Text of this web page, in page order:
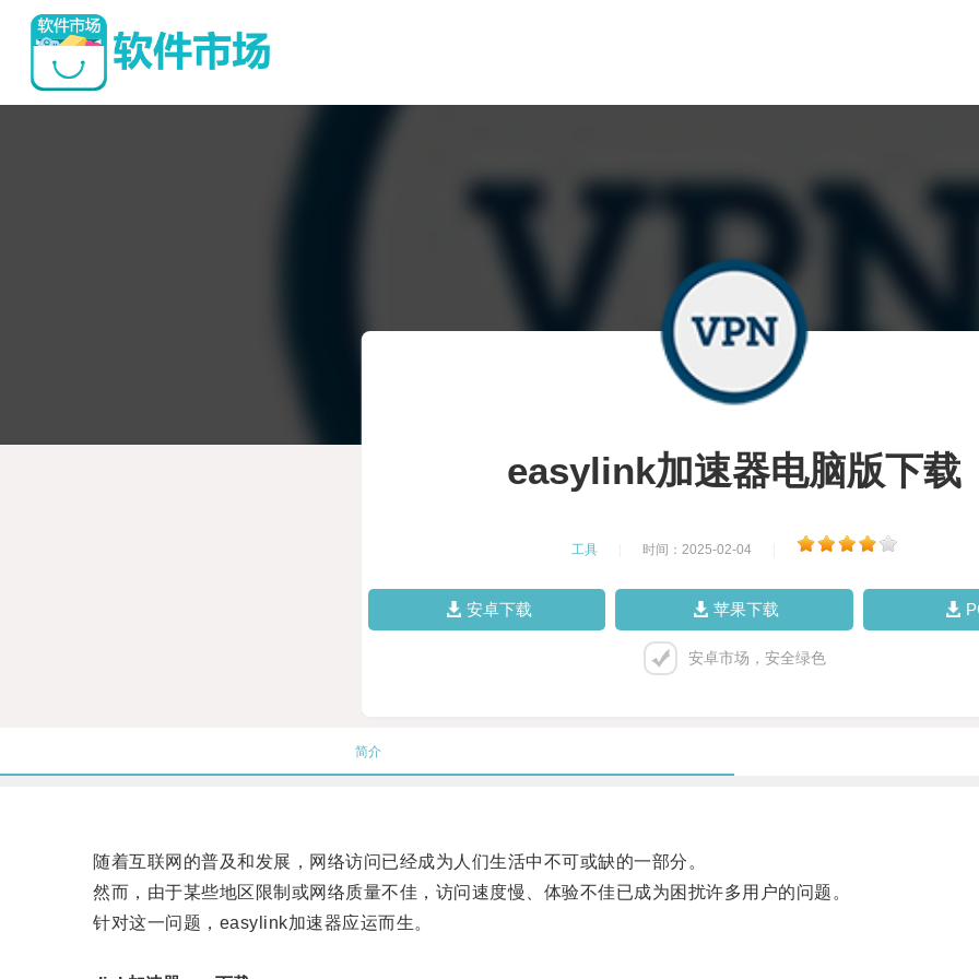
easylink加速器电脑版下载
工具 时间：2025-02-04
安卓下载 苹果下载
安卓市场，安全绿色
简介
随着互联网的普及和发展，网络访问已经成为人们生活中不可或缺的一部分。
然而，由于某些地区限制或网络质量不佳，访问速度慢、体验不佳已成为困扰许多用户的问题。
针对这一问题，easylink加速器应运而生。